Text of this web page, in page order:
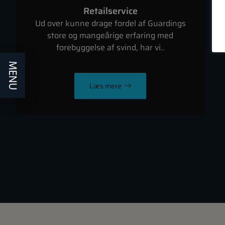
Retailservice
Ud over kunne drage fordel af Guardings
store og mangeårige erfaring med
forebyggelse af svind, har vi..
Læs mere